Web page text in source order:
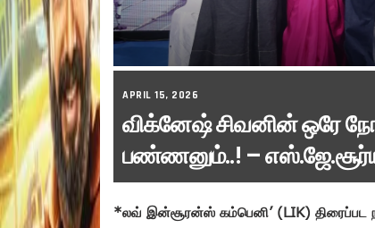
APRIL 15, 2026
விக்னேஷ் சிவனின் ஒரே
பண்ணனும்..! –
*லவ் இன்சூரன்ஸ் கம்பெனி’ (LIK) திரைப்பட